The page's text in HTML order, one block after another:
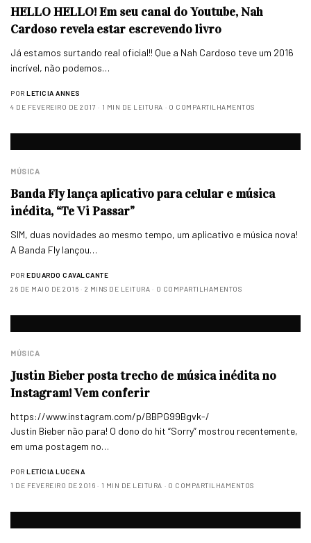
HELLO HELLO! Em seu canal do Youtube, Nah
Cardoso revela estar escrevendo livro
Já estamos surtando real oficial!! Que a Nah Cardoso teve um 2016
incrível, não podemos…
POR LETICIA ANNES
4 DE FEVEREIRO DE 2017
1 MIN DE LEITURA 0 COMPARTILHAMENTOS
MÚSICA
Banda Fly lança aplicativo para celular e música
inédita, “Te Vi Passar”
SIM, duas novidades ao mesmo tempo, um aplicativo e música nova!
A Banda Fly lançou…
POR EDUARDO CAVALCANTE
26 DE MAIO DE 2016
2 MINS DE LEITURA 0 COMPARTILHAMENTOS
MÚSICA
Justin Bieber posta trecho de música inédita no
Instagram! Vem conferir
https://www.instagram.com/p/BBPG99Bgvk-/
Justin Bieber não para! O dono do hit “Sorry” mostrou recentemente,
em uma postagem no…
POR LETÍCIA LUCENA
1 DE FEVEREIRO DE 2016
1 MIN DE LEITURA 0 COMPARTILHAMENTOS